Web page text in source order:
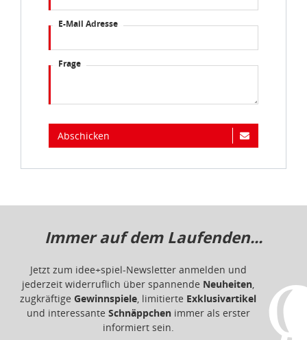
E-Mail Adresse
Frage
Abschicken
Immer auf dem Laufenden...
Jetzt zum idee+spiel-Newsletter anmelden und
jederzeit widerruflich über spannende Neuheiten,
zugkräftige Gewinnspiele, limitierte Exklusivartikel
und interessante Schnäppchenimmer als erster
informiert sein.